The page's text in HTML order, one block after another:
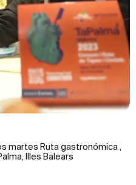
martes Ruta gastronómica ,
Illes Balears